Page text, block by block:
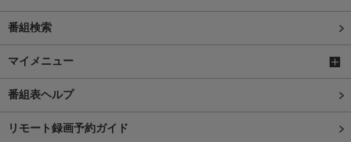
番組検索
マイメニュー
番組表ヘルプ
リモート録画予約ガイド